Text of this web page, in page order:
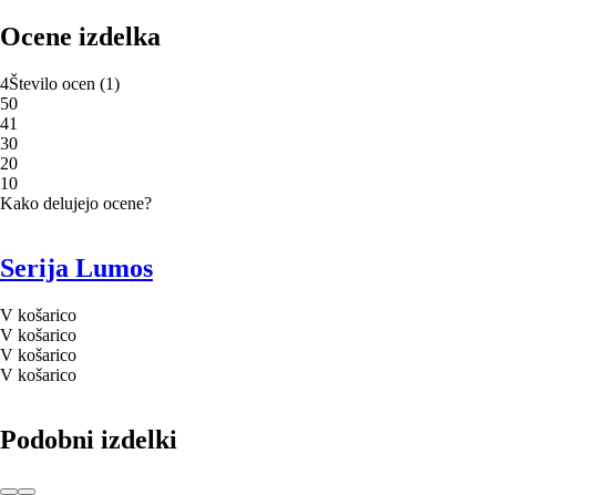
Ocene izdelka
4Število ocen (1)
50
41
30
20
10
Kako delujejo ocene?
Serija Lumos
V košarico
V košarico
V košarico
V košarico
Podobni izdelki